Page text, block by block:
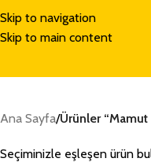
Skip to navigation
Skip to main content
Ana Sayfa/Ürünler
Seçiminizle eşleşen ürün